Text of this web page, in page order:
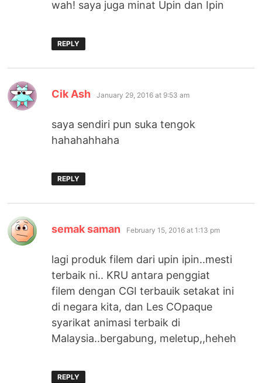
wah! saya juga minat Upin dan Ipin
REPLY
Cik Ash says:
January 29, 2016 at 9:53 am
saya sendiri pun suka tengok
hahahahhaha
REPLY
semak saman says:
February 15, 2016 at 1:13 pm
lagi produk filem dari upin ipin..mesti
terbaik ni.. KRU antara penggiat
filem dengan CGI terbauik setakat ini
di negara kita, dan Les COpaque
syarikat animasi terbaik di
Malaysia..bergabung, meletup,,heheh
REPLY